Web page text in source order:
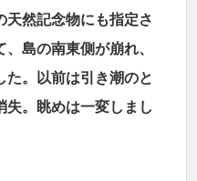
天然記念物にも指定さ
島の南東側が崩れ、
た。以前は引き潮のと
失。眺めは一変しまし